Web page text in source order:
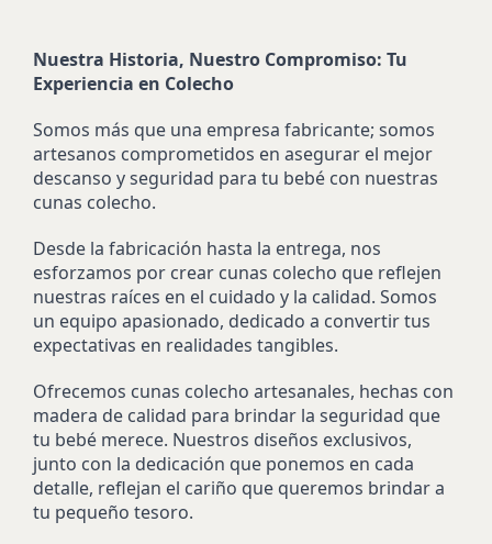
Nuestra Historia, Nuestro Compromiso: Tu
Experiencia en Colecho
Somos más que una empresa fabricante; somos
artesanos comprometidos en asegurar el mejor
descanso y seguridad para tu bebé con nuestras
cunas colecho.
Desde la fabricación hasta la entrega, nos
esforzamos por crear cunas colecho que reflejen
nuestras raíces en el cuidado y la calidad. Somos
un equipo apasionado, dedicado a convertir tus
expectativas en realidades tangibles.
Ofrecemos cunas colecho artesanales, hechas con
madera de calidad para brindar la seguridad que
tu bebé merece. Nuestros diseños exclusivos,
junto con la dedicación que ponemos en cada
detalle, reflejan el cariño que queremos brindar a
tu pequeño tesoro.